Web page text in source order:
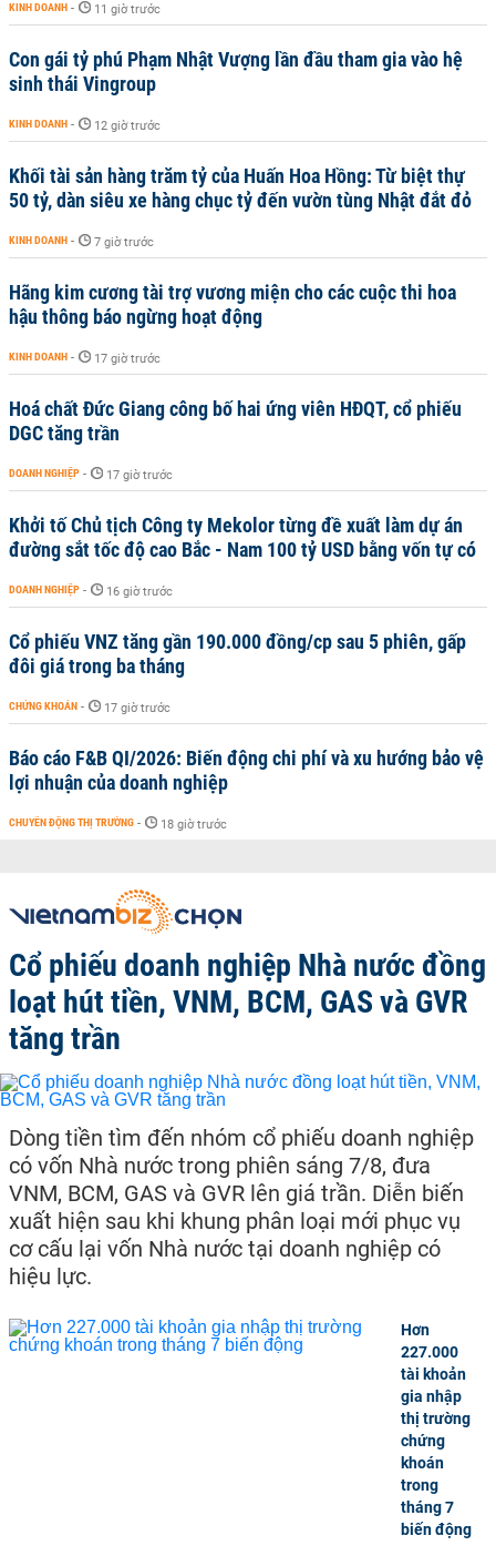
KINH DOANH - 11 giờ trước
Con gái tỷ phú Phạm Nhật Vượng lần đầu tham gia vào hệ
sinh thái Vingroup
KINH DOANH - 12 giờ trước
Khối tài sản hàng trăm tỷ của Huấn Hoa Hồng: Từ biệt thự
50 tỷ, dàn siêu xe hàng chục tỷ đến vườn tùng Nhật đắt đỏ
KINH DOANH - 7 giờ trước
Hãng kim cương tài trợ vương miện cho các cuộc thi hoa
hậu thông báo ngừng hoạt động
KINH DOANH - 17 giờ trước
Hoá chất Đức Giang công bố hai ứng viên HĐQT, cổ phiếu
DGC tăng trần
DOANH NGHIỆP - 17 giờ trước
Khởi tố Chủ tịch Công ty Mekolor từng đề xuất làm dự án
đường sắt tốc độ cao Bắc - Nam 100 tỷ USD bằng vốn tự có
DOANH NGHIỆP - 16 giờ trước
Cổ phiếu VNZ tăng gần 190.000 đồng/cp sau 5 phiên, gấp
đôi giá trong ba tháng
CHỨNG KHOÁN - 17 giờ trước
Báo cáo F&B QI/2026: Biến động chi phí và xu hướng bảo vệ
lợi nhuận của doanh nghiệp
CHUYỂN ĐỘNG THỊ TRƯỜNG - 18 giờ trước
Cổ phiếu doanh nghiệp Nhà nước đồng
loạt hút tiền, VNM, BCM, GAS và GVR
tăng trần
Dòng tiền tìm đến nhóm cổ phiếu doanh nghiệp
có vốn Nhà nước trong phiên sáng 7/8, đưa
VNM, BCM, GAS và GVR lên giá trần. Diễn biến
xuất hiện sau khi khung phân loại mới phục vụ
cơ cấu lại vốn Nhà nước tại doanh nghiệp có
hiệu lực.
Hơn
227.000
tài khoản
gia nhập
thị trường
chứng
khoán
trong
tháng 7
biến động